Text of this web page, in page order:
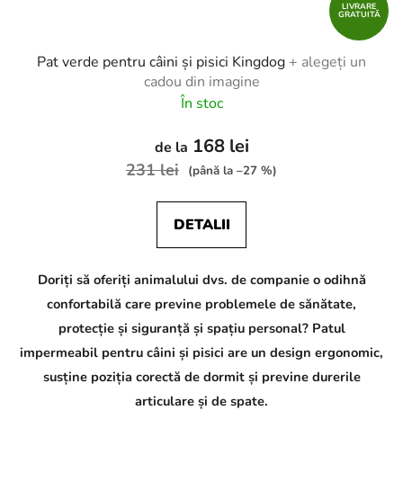
LIVRARE
GRATUITĂ
Pat verde pentru câini și pisici Kingdog + alegeți un
cadou din imagine
În stoc
de la 168 lei
231 lei (până la –27 %)
DETALII
Doriți să oferiți animalului dvs. de companie o odihnă
confortabilă care previne problemele de sănătate,
protecție și siguranță și spațiu personal? Patul
impermeabil pentru câini și pisici are un design ergonomic,
susține poziția corectă de dormit și previne durerile
articulare și de spate.